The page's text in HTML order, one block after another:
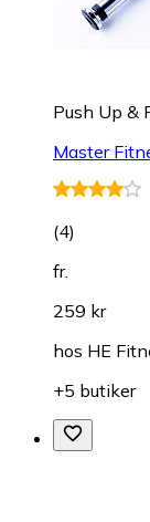
Push Up &
Master
(4)
fr.
259 kr
hos HE
+5 butiker